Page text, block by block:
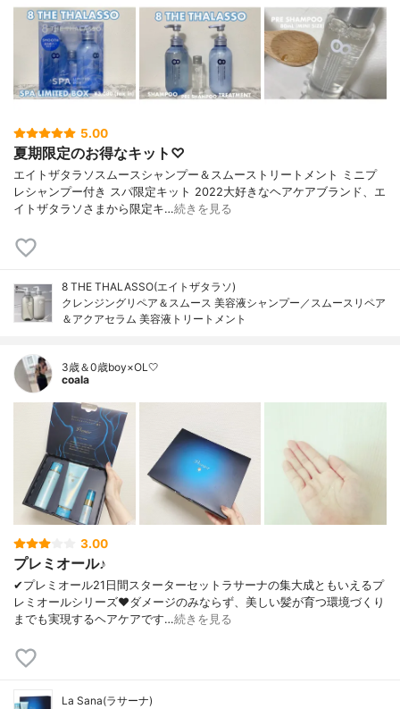
5.00
夏期限定のお得なキット♡
エイトザタラソスムースシャンプー＆スムーストリートメント ミニプ
レシャンプー付き スパ限定キット 2022大好きなヘアケアブランド、エ
イトザタラソさまから限定キ…続きを見る
8 THE THALASSO(エイトザタラソ)
クレンジングリペア＆スムース 美容液シャンプー／スムースリペア
＆アクアセラム 美容液トリートメント
3歳＆0歳boy×OL🤍
coala
3.00
プレミオール♪
✔︎プレミオール21日間スターターセットラサーナの集大成ともいえるプ
レミオールシリーズ❤︎ダメージのみならず、美しい髪が育つ環境づくり
までも実現するヘアケアです…続きを見る
La Sana(ラサーナ)